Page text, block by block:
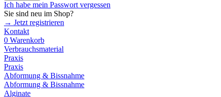
Ich habe mein Passwort vergessen
Sie sind neu im Shop?
→ Jetzt registrieren
Kontakt
0 Warenkorb
Verbrauchsmaterial
Praxis
Praxis
Abformung & Bissnahme
Abformung & Bissnahme
Alginate